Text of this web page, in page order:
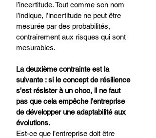
l’incertitude. Tout comme son nom
l’indique, l’incertitude ne peut être
mesurée par des probabilités,
contrairement aux risques qui sont
mesurables.
La deuxième contrainte est la
suivante : si le concept de résilience
s’est résister à un choc, il ne faut
pas que cela empêche l’entreprise
de développer une adaptabilité aux
évolutions.
Est-ce que l’entreprise doit être